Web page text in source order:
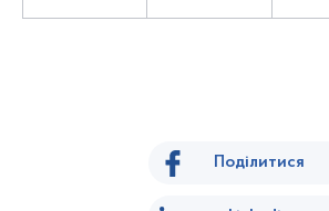
Поділитися